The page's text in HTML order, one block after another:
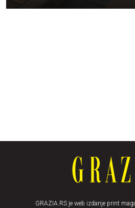
GRAZIA.RS je web izdanje print